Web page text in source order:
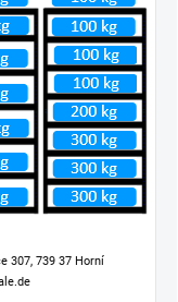
307, 739 37 Horní